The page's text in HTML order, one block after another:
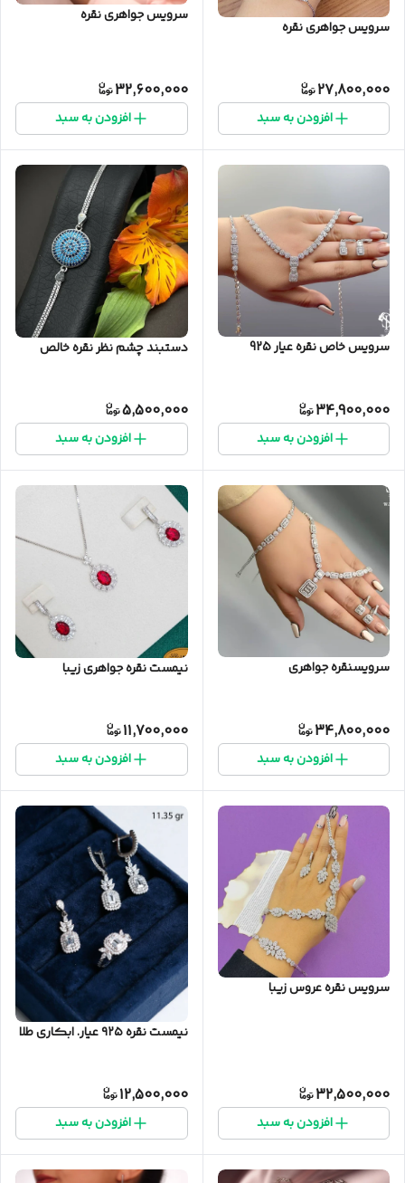
سرویس جواهری نقره
27,800,000
افزودن به سبد
سرویس جواهری نقره
32,600,000
افزودن به سبد
سرویس خاص نقره عیار 925
34,900,000
افزودن به سبد
دستبند چشم نظر نقره خالص
5,500,000
افزودن به سبد
سرویسنقره جواهری
34,800,000
افزودن به سبد
نیمست نقره جواهری زیبا
11,700,000
افزودن به سبد
سرویس نقره عروس زیبا
32,500,000
افزودن به سبد
نیمست نقره ۹۲۵ عیار. ابکاری طلا
12,500,000
افزودن به سبد